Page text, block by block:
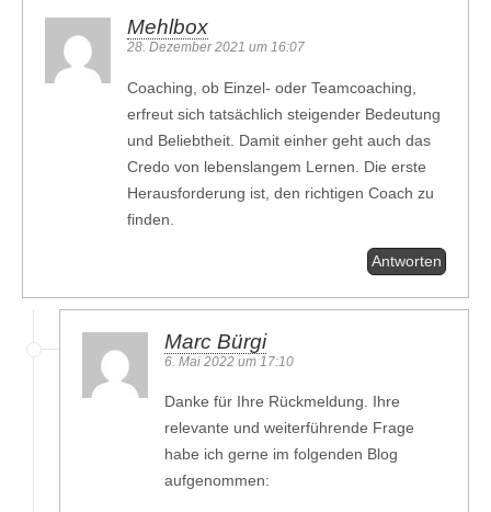
Mehlbox
28. Dezember 2021 um 16:07
Coaching, ob Einzel- oder Teamcoaching,
erfreut sich tatsächlich steigender Bedeutung
und Beliebtheit. Damit einher geht auch das
Credo von lebenslangem Lernen. Die erste
Herausforderung ist, den richtigen Coach zu
finden.
Antworten
Marc Bürgi
6. Mai 2022 um 17:10
Danke für Ihre Rückmeldung. Ihre
relevante und weiterführende Frage
habe ich gerne im folgenden Blog
aufgenommen: